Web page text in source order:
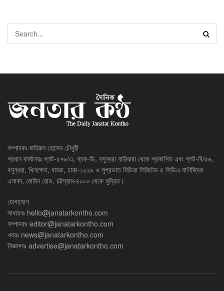
সম্পাদকঃ জহিরুল হোসেন চৌধুরী
প্রধান কার্যালয়ঃ প্লট-৫৭৬/এ, ব্লক-ডি, বসুন্ধরা বারিধারা থেকে প্রকাশিত এবং প্লট-বি/৫৬,
বসুন্ধরা, খিলক্ষেত, বাড্ডা, ঢাকা-১২২৯ ও সুপ্রভাত মিডিয়া লিমিটেড ৪ সিডিএ বাণিজ্যিক
এলাকা, মোমিন রোড, চট্টগ্রাম-৪০০০ থেকে মুদ্রিত।
যোগাযোগ
সাধারণঃ hello@janatarkontho.com
সম্পাদকঃ editor@janatarkontho.com
খবরঃ news@janatarkontho.com
বিজ্ঞাপনঃ advertise@janatarkontho.com